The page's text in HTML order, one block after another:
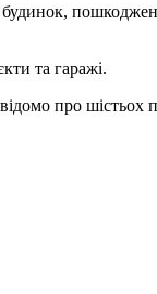
та гаражі.
про шістьох